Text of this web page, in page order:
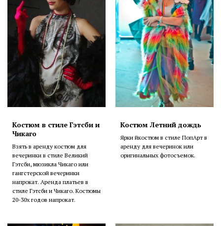
Костюм в стиле Гэтсби и
Чикаго
Взять в аренду костюм для
вечеринки в стиле Великий
Гэтсби, мюзикла Чикаго или
гангстерской вечеринки
напрокат. Аренда платьев в
стиле Гэтсби и Чикаго. Костюмы
20-30х годов напрокат.
Костюм Летний дождь
Ярки йкостюм в стиле ПопАрт в
аренду для вечеринок или
оригинальных фотосъемок.